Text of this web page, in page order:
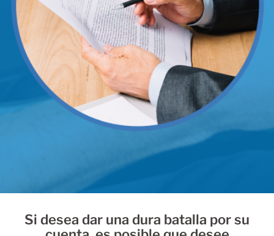
Si desea dar una dura batalla por su